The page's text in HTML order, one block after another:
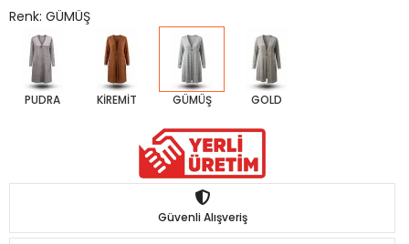
Renk: GÜMÜŞ
PUDRA KİREMİT GÜMÜŞ GOLD
Güvenli Alışveriş